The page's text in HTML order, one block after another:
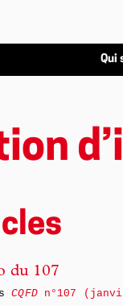
Qui
du 107
CQFDn°107